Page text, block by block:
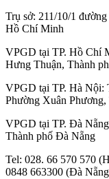
Trụ sở: 211/10/1
Hồ Chí Minh
VPGD tại TP. Hồ Chí
Hưng Thuận, Thành
VPGD tại TP. Hà Nội:
Phường Xuân
VPGD tại TP. Đà
Thành phố Đà Nẵng
Tel: 028. 66 570 570
0848 663300 (Đà